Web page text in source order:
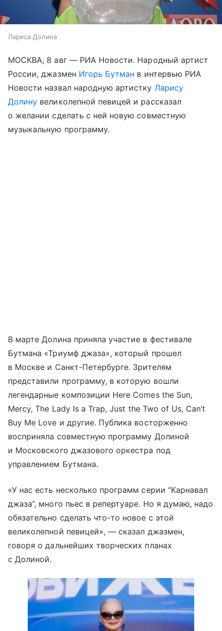
Лариса Долина
МОСКВА, 8 авг — РИА Новости. Народный артист
России, джазмен Игорь Бутман в интервью РИА
Новости назвал народную артистку Ларису
Долину великолепной певицей и рассказал
о желании сделать с ней новую совместную
музыкальную программу.
В марте Долина приняла участие в фестивале
Бутмана «Триумф джаза», который прошел
в Москве и Санкт-Петербурге. Зрителям
представили программу, в которую вошли
легендарные композиции Here Comes the Sun,
Mercy, The Lady Is a Trap, Just the Two of Us, Can’t
Buy Me Love и другие. Публика восторженно
восприняла совместную программу Долиной
и Московского джазового оркестра под
управлением Бутмана.
«У нас есть несколько программ серии “Карнавал
джаза”, много пьес в репертуаре. Но я думаю, надо
обязательно сделать что-то новое с этой
великолепной певицей», — сказал джазмен,
говоря о дальнейших творческих планах
с Долиной.